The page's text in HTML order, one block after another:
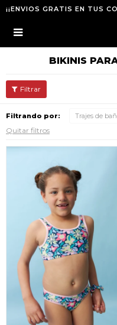
¡¡ENVIOS GRATIS EN TUS

BIKINIS
Filtrando por: Trajes de
Quitar filtros